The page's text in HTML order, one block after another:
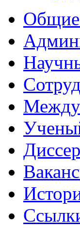
Общие